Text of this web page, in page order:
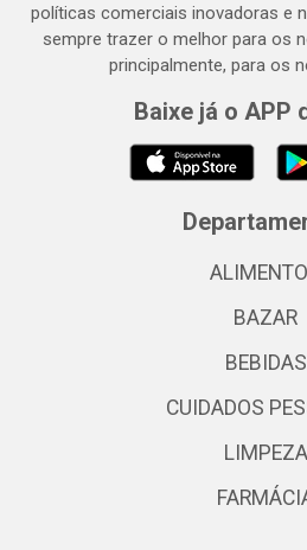
políticas comerciais inovadoras e
sempre trazer o melhor para os
principalmente, para os
Baixe já o APP
BAZAR
BEBIDAS
CUIDADOS
LIMPEZA